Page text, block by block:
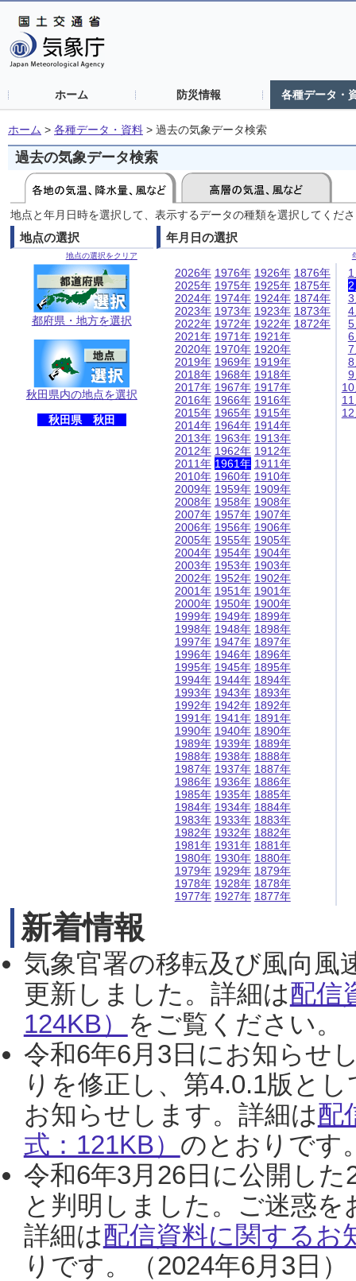
ホーム 防災情報 各種データ・
ホーム > 各種データ・資料 > 過去の気象データ検索
過去の気象データ検索
地点と年月日時を選択して、表示するデータの種類を選択してくだ
地点の選択
地点の選択をクリア
都府県・地方を選択
秋田県内の地点を選択
秋田県 秋田
年月日の選択
2026年
2025年
2024年
2023年
2022年
2021年
2020年
2019年
2018年
2017年
2016年
2015年
2014年
2013年
2012年
2011年
2010年
2009年
2008年
2007年
2006年
2005年
2004年
2003年
2002年
2001年
2000年
1999年
1998年
1997年
1996年
1995年
1994年
1993年
1992年
1991年
1990年
1989年
1988年
1987年
1986年
1985年
1984年
1983年
1982年
1981年
1980年
1979年
1978年
1977年
1976年
1975年
1974年
1973年
1972年
1971年
1970年
1969年
1968年
1967年
1966年
1965年
1964年
1963年
1962年
1961年
1960年
1959年
1958年
1957年
1956年
1955年
1954年
1953年
1952年
1951年
1950年
1949年
1948年
1947年
1946年
1945年
1944年
1943年
1942年
1941年
1940年
1939年
1938年
1937年
1936年
1935年
1934年
1933年
1932年
1931年
1930年
1929年
1928年
1927年
1926年
1925年
1924年
1923年
1922年
1921年
1920年
1919年
1918年
1917年
1916年
1915年
1914年
1913年
1912年
1911年
1910年
1909年
1908年
1907年
1906年
1905年
1904年
1903年
1902年
1901年
1900年
1899年
1898年
1897年
1896年
1895年
1894年
1893年
1892年
1891年
1890年
1889年
1888年
1887年
1886年
1885年
1884年
1883年
1882年
1881年
1880年
1879年
1878年
1877年
1876年
1875年
1874年
1873年
1872年
新着情報
気象官署の移転及び風向風
更新しました。詳細は配信
124KB） をご覧ください。
令和6年6月3日にお知らせ
りを修正し、第4.0.1版と
お知らせします。詳細は配
式：121KB） のとおりです
令和6年3月26日に公開し
と判明しました。ご迷惑
詳細は配信資料に関するお
りです。（2024年6月3日）